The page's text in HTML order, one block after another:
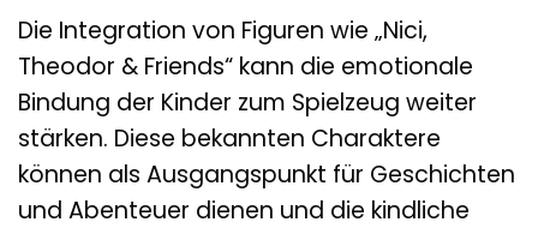
Die Integration von Figuren wie „Nici,
Theodor & Friends“ kann die emotionale
Bindung der Kinder zum Spielzeug weiter
stärken. Diese bekannten Charaktere
können als Ausgangspunkt für Geschichten
und Abenteuer dienen und die kindliche